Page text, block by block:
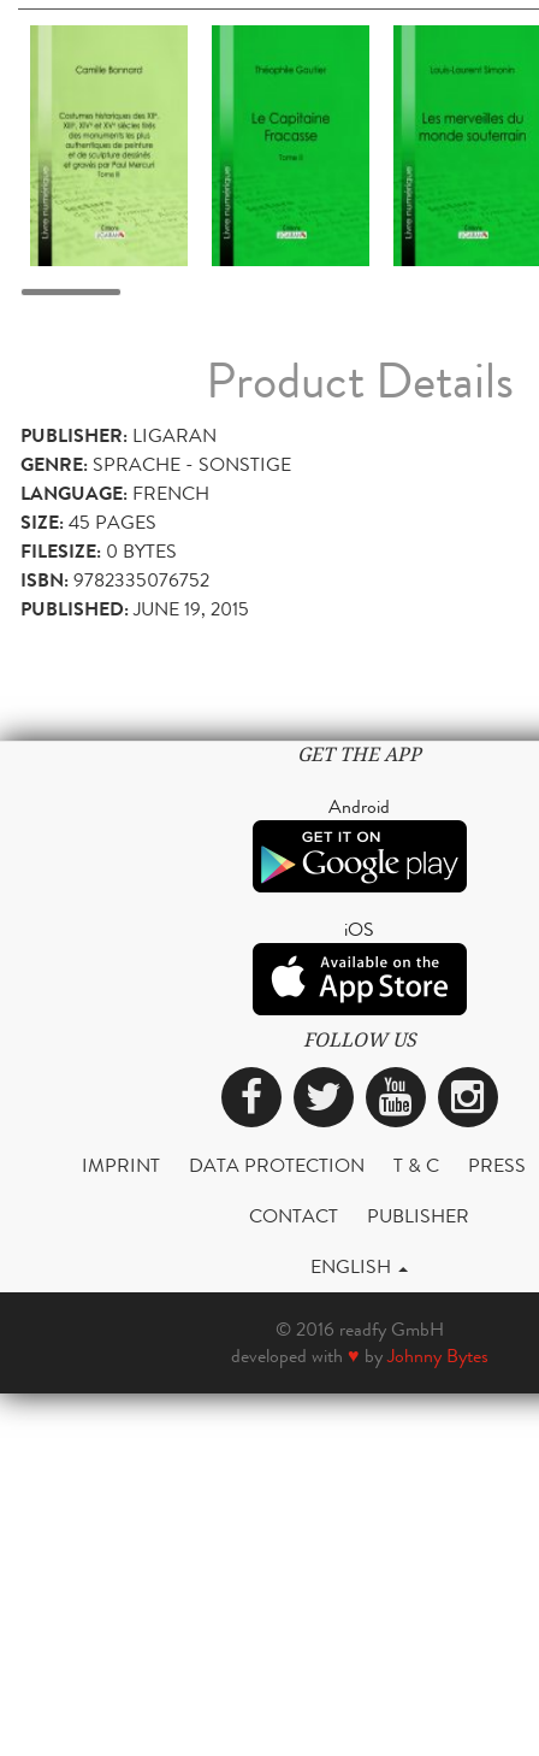
Product Details
PUBLISHER: LIGARAN
GENRE: SPRACHE - SONSTIGE
LANGUAGE: FRENCH
SIZE:45 PAGES
FILESIZE: 0 BYTES
ISBN:9782335076752
PUBLISHED:JUNE 19, 2015
GET THE APP
Android
iOS
FOLLOW US
Facebook
Twitter
IMPRINT DATA PROTECTION T & C
PRESS
CONTACT
PUBLISHER
ENGLISH
© 2016 readfy GmbH
developed with ♥ byJohnny Bytes